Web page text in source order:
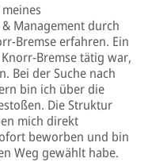
Management durch
Bremse erfahren. Ein
Bremse tätig war,
Bei der Suche nach
bin ich über die
Die Struktur
mich direkt
beworben und bin
Weg gewählt habe.